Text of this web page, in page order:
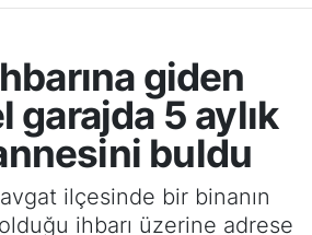
giden
garajda 5 aylık
buldu
ilçesinde bir binanın
olduğu ihbarı üzerine adrese
Vakitleri
Haritası
Durumu ve Fikstür